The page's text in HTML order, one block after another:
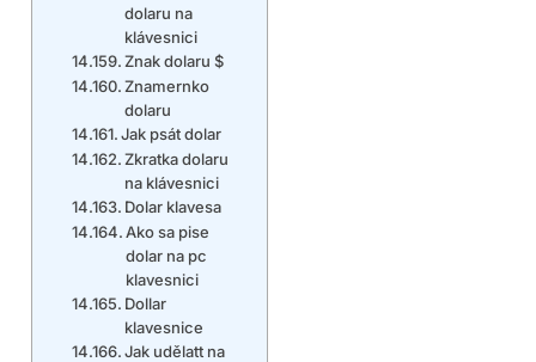
dolaru na
klávesnici
Znak dolaru $
Znamernko
dolaru
Jak psát dolar
Zkratka dolaru
na klávesnici
Dolar klavesa
Ako sa pise
dolar na pc
klavesnici
Dollar
klavesnice
Jak udělatt na